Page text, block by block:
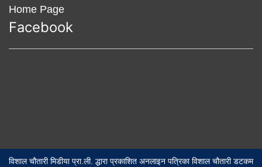
Home Page
Facebook
विशाल चौतारी मिडीया प्रा.ली. द्धारा प्रकाशित अनलाइन पत्रिका विशाल चौतारी डटकम